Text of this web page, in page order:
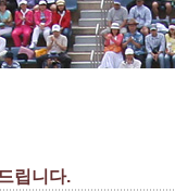
립니다.